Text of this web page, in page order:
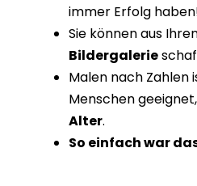
immer Erfolg
Sie können aus
Bildergalerie
Malen nach Zahlen
Menschen geeignet,
Alter.
So einfach war